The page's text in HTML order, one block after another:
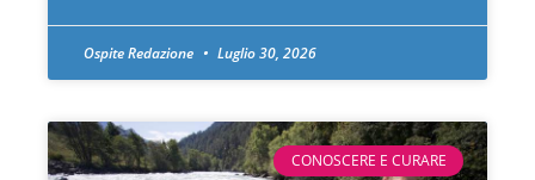
Ospite Redazione Luglio 30, 2026
CONOSCERE E CURARE